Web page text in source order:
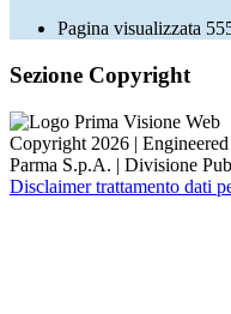
Pagina visualizzata
Sezione Copyright
Copyright 2026 |
Parma S.p.A. | Divisione
Disclaimer trattamento dati